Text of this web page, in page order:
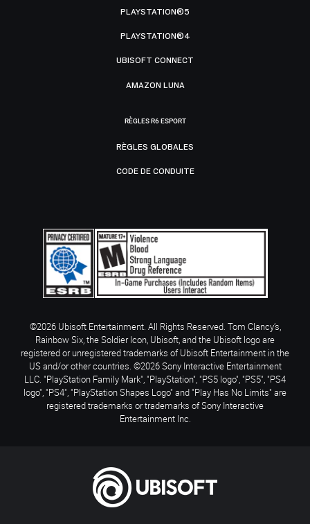
PLAYSTATION®5
PLAYSTATION®4
UBISOFT CONNECT
AMAZON LUNA
RÈGLES R6 ESPORT
RÈGLES GLOBALES
CODE DE CONDUITE
©2026 Ubisoft Entertainment. All Rights Reserved. Tom Clancy’s,
Rainbow Six, the Soldier Icon, Ubisoft, and the Ubisoft logo are
registered or unregistered trademarks of Ubisoft Entertainment in the
US and/or other countries. ©2026 Sony Interactive Entertainment
LLC. "PlayStation Family Mark", "PlayStation", "PS5 logo", "PS5", "PS4
logo", "PS4", "PlayStation Shapes Logo" and "Play Has No Limits" are
registered trademarks or trademarks of Sony Interactive
Entertainment Inc.